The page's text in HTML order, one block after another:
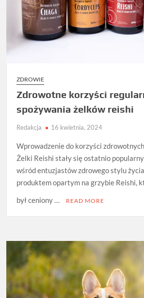
ZDROWIE
Zdrowotne korzyści
spożywania żelków reishi
Redakcja 16 kwietnia, 2024
Wprowadzenie do korzyści
Żelki Reishi stały się ostatnio
wśród entuzjastów zdrowego stylu
produktem opartym na grzybie Reishi,
był ceniony …
READ MORE